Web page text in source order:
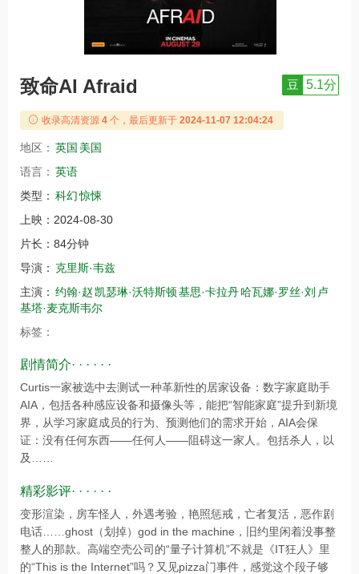
致命AI Afraid 豆 5.1分
收录高清资源 4 个，最后更新于 2024-11-07 12:04:24
地区： 英国 美国
语言： 英语
类型： 科幻惊悚
上映： 2024-08-30
片长： 84分钟
导演： 克里斯·韦兹
主演： 约翰·赵凯瑟琳·沃特斯顿基思·卡拉丹哈瓦娜·罗丝·刘 卢
基塔·麦克斯韦尔
标签：
剧情简介· · · · · ·
Curtis一家被选中去测试一种革新性的居家设备：数字家庭助手
AIA，包括各种感应设备和摄像头等，能把“智能家庭”提升到新境
界，从学习家庭成员的行为、预测他们的需求开始，AIA会保
证：没有任何东西——任何人——阻碍这一家人。包括杀人，以
及……
精彩影评· · · · · ·
变形渲染，房车怪人，外遇考验，艳照惩戒，亡者复活，恶作剧
电话……ghost（划掉）god in the machine，旧约里闲着没事整
整人的那款。高端空壳公司的“量子计算机”不就是《IT狂人》里
的“This is the Internet”吗？又见pizza门事件，感觉这个段子够